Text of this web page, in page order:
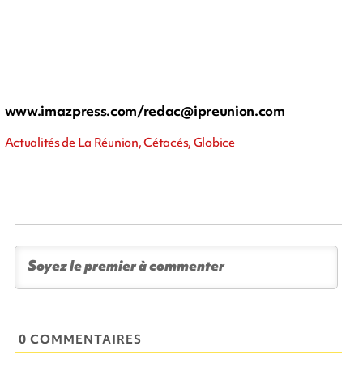
www.imazpress.com/redac@ipreunion.com
Actualités de La Réunion, Cétacés, Globice
0 COMMENTAIRES